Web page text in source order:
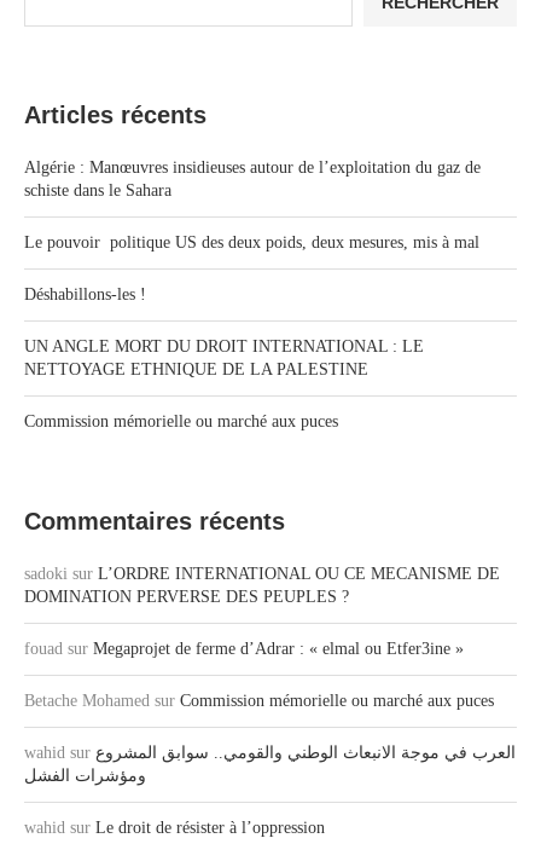
Articles récents
Algérie : Manœuvres insidieuses autour de l’exploitation du gaz de
schiste dans le Sahara
Le pouvoir politique US des deux poids, deux mesures, mis à mal
Déshabillons-les !
UN ANGLE MORT DU DROIT INTERNATIONAL : LE
NETTOYAGE ETHNIQUE DE LA PALESTINE
Commission mémorielle ou marché aux puces
Commentaires récents
sadoki sur L’ORDRE INTERNATIONAL OU CE MECANISME DE
DOMINATION PERVERSE DES PEUPLES ?
fouad sur Megaprojet de ferme d’Adrar : « elmal ou Etfer3ine »
Betache Mohamed sur Commission mémorielle ou marché aux puces
wahid sur العرب في موجة الانبعاث الوطني والقومي.. سوابق المشروع
ومؤشرات الفشل
wahid sur Le droit de résister à l’oppression